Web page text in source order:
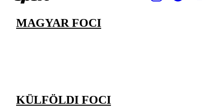
MAGYAR FOCI
KÜLFÖLDI FOCI